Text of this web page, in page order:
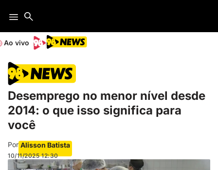
Ao vivo
Desemprego no menor nível desde
2014: o que isso significa para
você
Por Alisson Batista
10/11/2025 12:30